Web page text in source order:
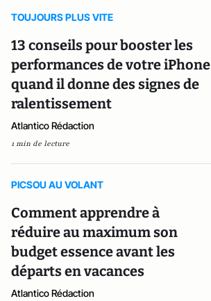
TOUJOURS PLUS VITE
13 conseils pour booster les
performances de votre iPhone
quand il donne des signes de
ralentissement
Atlantico Rédaction
1 min de lecture
PICSOU AU VOLANT
Comment apprendre à
réduire au maximum son
budget essence avant les
départs en vacances
Atlantico Rédaction